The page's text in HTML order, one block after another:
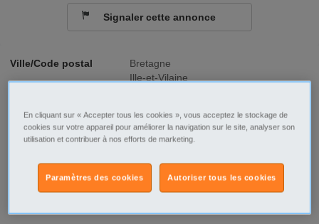
Ville/Code postal
Bretagne
Ille-et-Vilaine
Raison sociale Peltier Bois
No SIREN 639200708
Fonction BTP
Signaler cette annonce
En cliquant sur « Accepter tous les cookies », vous acceptez le stockage de
cookies sur votre appareil pour améliorer la navigation sur le site, analyser son
utilisation et contribuer à nos efforts de marketing.
Autoriser tous les cookies
Paramètres des cookies